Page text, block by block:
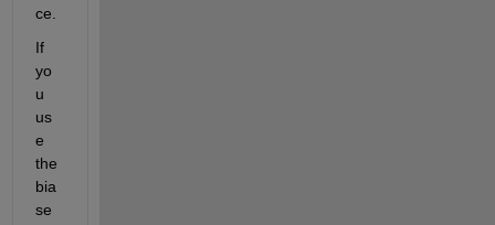
ce.
If
yo
u
us
e
the
bia
se